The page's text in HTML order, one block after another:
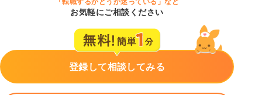
お気軽にご相談ください
登録して相談してみる